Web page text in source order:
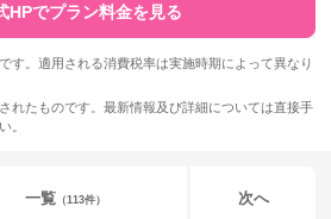
HPでプラン料金を見る
す。適用される消費税率は実施時期によって異なり
れたものです。最新情報及び詳細については直接手
。
一覧 （113件） 次へ